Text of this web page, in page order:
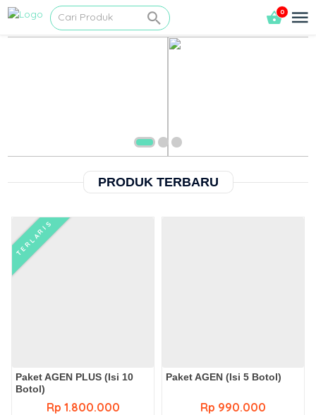
0
PRODUK TERBARU
TERLARIS
Paket AGEN PLUS (Isi 10
Botol)
Rp 1.800.000
Paket AGEN (Isi 5 Botol)
Rp 990.000